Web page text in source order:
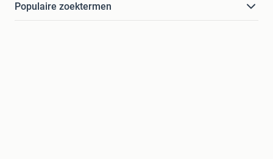
Populaire zoektermen